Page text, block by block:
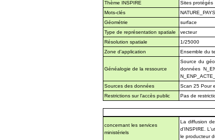
Thème INSPIRE
Sites protégés
Mots-clés
Géométrie
surface
Type de représentation spatiale
vecteur
Résolution spatiale
1/25000
Zone d'application
Ensemble du
Généalogie de la ressource
Source du
données
Sources des données
Scan 25 Pour
Restrictions sur l'accès public
Pas de
concernant les services
ministériels
La diffusion
d'INSPIRE.
le producteur